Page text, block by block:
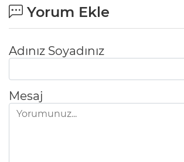
Yorum Ekle
Adınız Soyadınız
Mesaj